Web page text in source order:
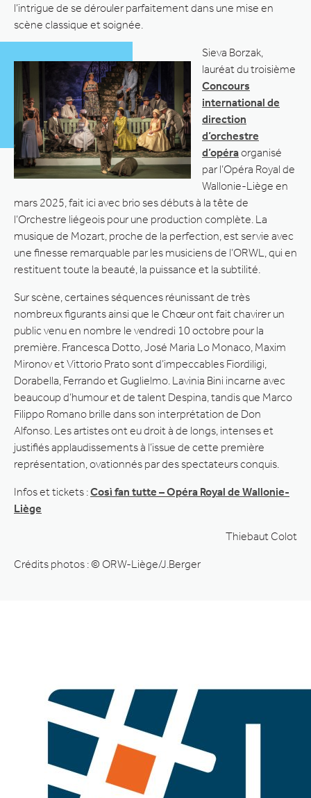
l’intrigue de se dérouler parfaitement dans une mise en
scène classique et soignée.
Sieva Borzak,
lauréat du troisième
Concours
international de
direction
d’orchestre
d’opéraorganisé
par l’Opéra Royal de
Wallonie-Liège en
mars 2025, fait ici avec brio ses débuts à la tête de
l’Orchestre liégeois pour une production complète. La
musique de Mozart, proche de la perfection, est servie avec
une finesse remarquable par les musiciens de l’ORWL, qui en
restituent toute la beauté, la puissance et la subtilité.
Sur scène, certaines séquences réunissant de très
nombreux figurants ainsi que le Chœur ont fait chavirer un
public venu en nombre le vendredi 10 octobre pour la
première. Francesca Dotto, José Maria Lo Monaco, Maxim
Mironov et Vittorio Prato sont d’impeccables Fiordiligi,
Dorabella, Ferrando et Guglielmo. Lavinia Bini incarne avec
beaucoup d’humour et de talent Despina, tandis que Marco
Filippo Romano brille dans son interprétation de Don
Alfonso. Les artistes ont eu droit à de longs, intenses et
justifiés applaudissements à l’issue de cette première
représentation, ovationnés par des spectateurs conquis.
Infos et tickets :Così fan tutte – Opéra Royal de Wallonie-
Liège
Thiebaut Colot
Crédits photos : © ORW-Liège/J.Berger